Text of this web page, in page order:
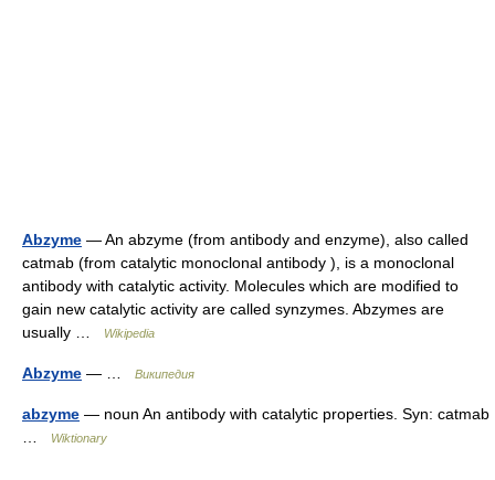
Abzyme — An abzyme (from antibody and enzyme), also called
catmab (from catalytic monoclonal antibody ), is a monoclonal
antibody with catalytic activity. Molecules which are modified to
gain new catalytic activity are called synzymes. Abzymes are
usually …
Wikipedia
Abzyme — … Википедия
abzyme — noun An antibody with catalytic properties. Syn: catmab
Wiktionary